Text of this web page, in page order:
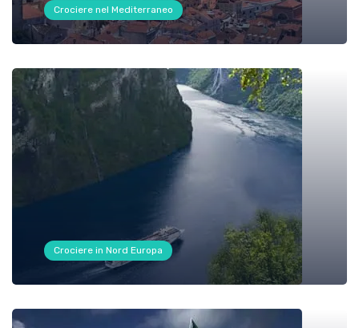
Crociere nel Mediterraneo
Crociere in Nord Europa